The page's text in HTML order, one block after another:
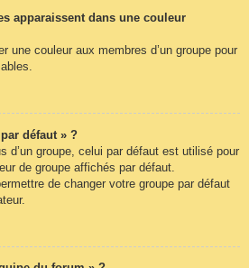
apparaissent dans une couleur
une couleur aux membres d’un groupe pour
défaut » ?
d’un groupe, celui par défaut est utilisé pour
de groupe affichés par défaut.
de changer votre groupe par défaut